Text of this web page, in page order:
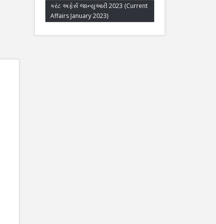
કરંટ અફેર્સ જાન્યુઆરી 2023 (Current
Affairs January 2023)